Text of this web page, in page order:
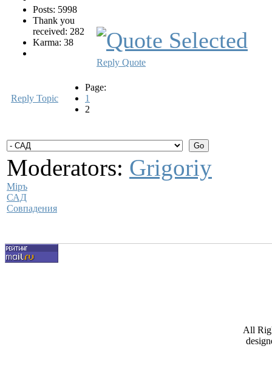
Posts: 5998
Thank you
received: 282
Karma: 38
Reply Quote
Reply Topic
Page:
1
2
Moderators: Grigoriy
Мiръ
САД
Совпадения
All